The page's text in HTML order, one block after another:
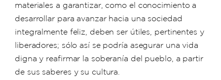
materiales a garantizar, como el conocimiento a
desarrollar para avanzar hacia una sociedad
integralmente feliz, deben ser útiles, pertinentes y
liberadores; sólo así se podría asegurar una vida
digna y reafirmar la soberanía del pueblo, a partir
de sus saberes y su cultura.